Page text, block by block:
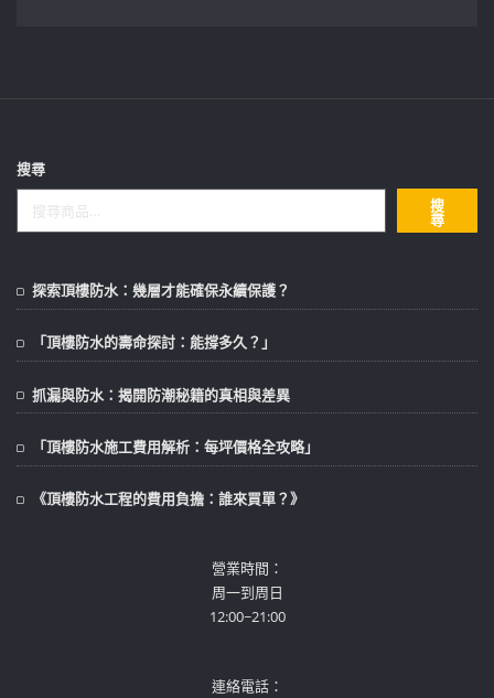
搜尋
搜
尋
探索頂樓防水：幾層才能確保永續保護？
「頂樓防水的壽命探討：能撐多久？」
抓漏與防水：揭開防潮秘籍的真相與差異
「頂樓防水施工費用解析：每坪價格全攻略」
《頂樓防水工程的費用負擔：誰來買單？》
營業時間：
周一到周日
12:00~21:00
連絡電話：